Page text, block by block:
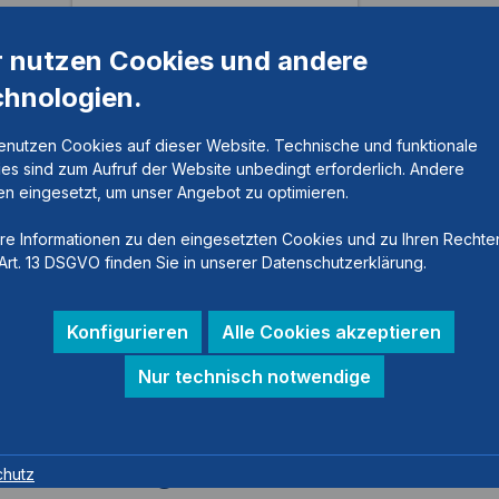
nutzen Cookies und andere
Cookies auf dieser Website. Technische und funktionale
sind zum Aufruf der Website unbedingt erforderlich. Andere
eingesetzt, um unser Angebot zu optimieren.
Informationen zu den eingesetzten Cookies und zu Ihren
13 DSGVO finden Sie in unserer Datenschutzerklärung.
Konfigurieren
Alle Cookies akzeptieren
Nur technisch notwendige